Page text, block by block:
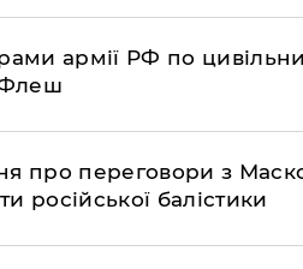
армії РФ по
Флеш
про переговори з
російської балістики